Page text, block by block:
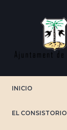
INICIO
EL CONSISTORIO